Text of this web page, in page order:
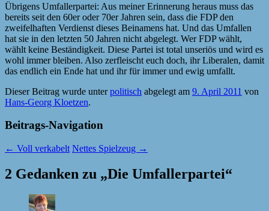
Übrigens Umfallerpartei: Aus meiner Erinnerung heraus muss das
bereits seit den 60er oder 70er Jahren sein, dass die FDP den
zweifelhaften Verdienst dieses Beinamens hat. Und das Umfallen
hat sie in den letzten 50 Jahren nicht abgelegt. Wer FDP wählt,
wählt keine Beständigkeit. Diese Partei ist total unseriös und wird es
wohl immer bleiben. Also zerfleischt euch doch, ihr Liberalen, damit
das endlich ein Ende hat und ihr für immer und ewig umfallt.
Dieser Beitrag wurde unterpolitisch abgelegt am 9. April 2011 von
Hans-Georg Kloetzen.
Beitrags-Navigation
← Voll verkabelt Nettes Spielzeug →
2 Gedanken zu „Die Umfallerpartei“